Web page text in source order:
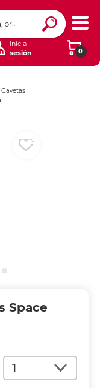
0
Inicia
sesión
Space
Cantidad
Ingresar Codigo